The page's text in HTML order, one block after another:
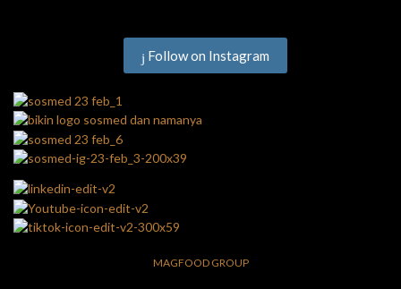
Follow on Instagram
MAGFOOD GROUP